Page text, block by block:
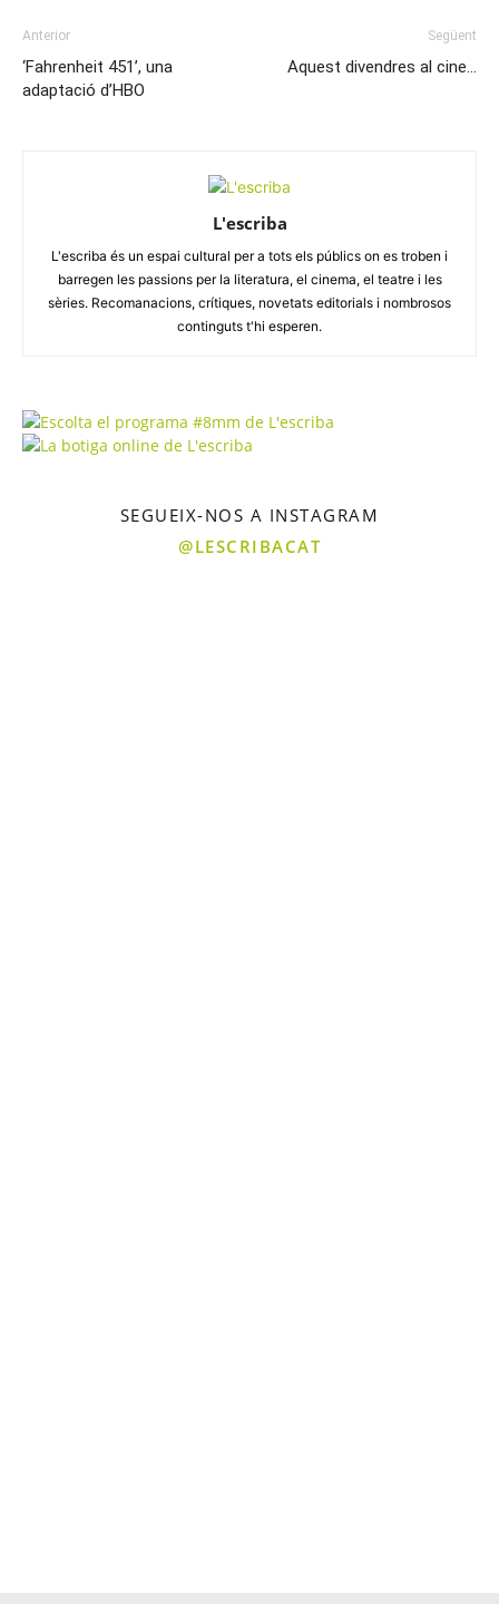
Anterior
‘Fahrenheit 451’, una
adaptació d’HBO
Següent
Aquest divendres al cine…
L'escriba
L'escriba és un espai cultural per a tots els públics on es troben i
barregen les passions per la literatura, el cinema, el teatre i les
sèries. Recomanacions, crítiques, novetats editorials i nombrosos
continguts t'hi esperen.
SEGUEIX-NOS A INSTAGRAM
@LESCRIBACAT